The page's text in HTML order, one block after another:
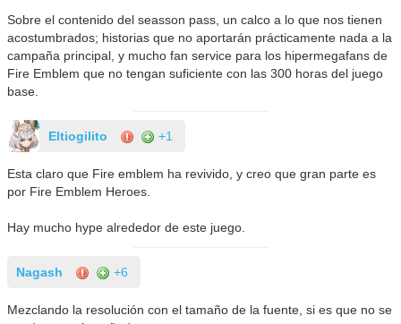
Sobre el contenido del seasson pass, un calco a lo que nos tienen
acostumbrados; historias que no aportarán prácticamente nada a la
campaña principal, y mucho fan service para los hipermegafans de
Fire Emblem que no tengan suficiente con las 300 horas del juego
base.
Eltiogilito +1
Esta claro que Fire emblem ha revivido, y creo que gran parte es
por Fire Emblem Heroes.
Hay mucho hype alrededor de este juego.
Nagash +6
Mezclando la resolución con el tamaño de la fuente, si es que no se